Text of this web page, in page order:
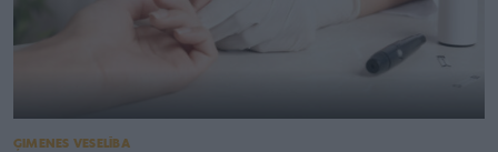
ĢIMENES VESELĪBA